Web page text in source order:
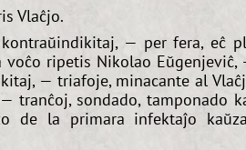
Vlaĉjo.
— per fera, eĉ
voĉo ripetis Nikolao Eŭgenjeviĉ,
— triafoje, minacante al
tranĉoj, sondado, tamponado
de la primara infektaĵo